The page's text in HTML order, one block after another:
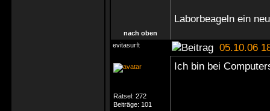
Laborbeageln ein
nach oben
evitasurft
05.10.06
Rätsel: 272
Beiträge: 101
Ich bin bei